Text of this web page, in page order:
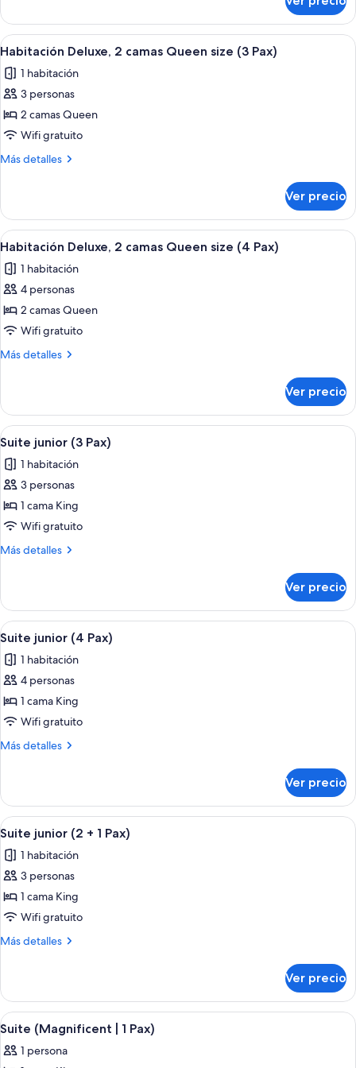
(2
Pax)
Deluxe,
cama
size
(2
Abrir
todas
las
fotos
de
Habitación
Deluxe,
Queen
size
(3
Pax)
Una habitación de hotel con dos
5
Habitación Deluxe, 2 camas Queen size (3 Pax)
1 habitación
3 personas
2 camas Queen
Wifi gratuito
Más detalles
Más
Deluxe,
camas
size
(3
Ver precio
Abrir
todas
las
fotos
de
Habitación
Deluxe,
Queen
size
(4
Pax)
Una habitación de hotel con dos
5
Habitación Deluxe, 2 camas Queen size (4 Pax)
1 habitación
4 personas
2 camas Queen
Wifi gratuito
Más detalles
Más
Deluxe,
camas
Queen
size
(4
Ver precio
Abrir
todas
las
fotos
de
Suite
junior
Una sala de estar moderna con un
5
Suite junior (3 Pax)
1 habitación
3 personas
1 cama King
Wifi gratuito
Más detalles
Más
junior
(3
Pax)
Ver precio
Abrir
todas
las
fotos
de
Suite
junior
Una sala de estar moderna con un
5
Suite junior (4 Pax)
1 habitación
4 personas
1 cama King
Wifi gratuito
Más detalles
Más
junior
(4
Pax)
Ver precio
Abrir
todas
las
fotos
de
Suite
junior
1
Pax)
Una sala de estar moderna con un
5
Suite junior (2 + 1 Pax)
1 habitación
3 personas
1 cama King
Wifi gratuito
Más detalles
Más
junior
(2
+
Pax)
Ver precio
Abrir
todas
las
Una sala de estar moderna con un
5
Suite (Magnificent | 1 Pax)
1 persona